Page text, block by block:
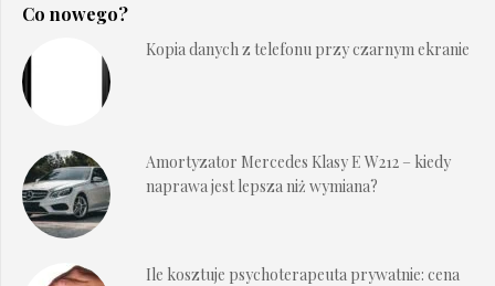
Co nowego?
Kopia danych z telefonu przy czarnym ekranie
Amortyzator Mercedes Klasy E W212 – kiedy
naprawa jest lepsza niż wymiana?
Ile kosztuje psychoterapeuta prywatnie: cena